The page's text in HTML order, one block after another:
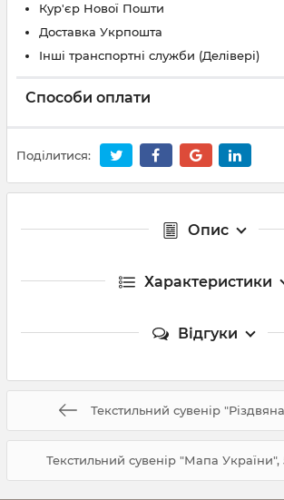
Кур'єр Нової Пошти
Доставка Укрпошта
Інші транспортні служби (Делівері)
Способи оплати
Поділитися:
Опис
Характеристики
Відгуки
Текстильний сувенір
Текстильний сувенір "Мапа України",